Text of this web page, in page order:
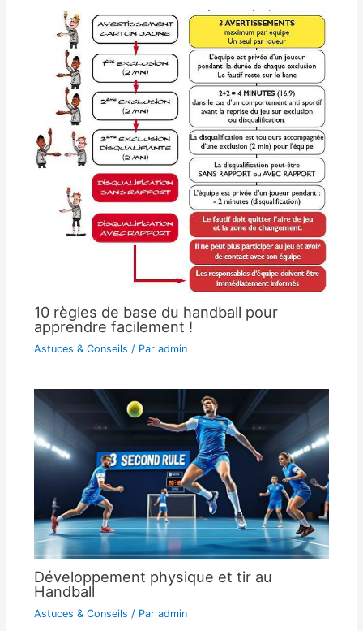
10 règles de base du handball pour
apprendre facilement !
Astuces & Conseils / Par admin
Développement physique et tir au
Handball
Astuces & Conseils / Par admin